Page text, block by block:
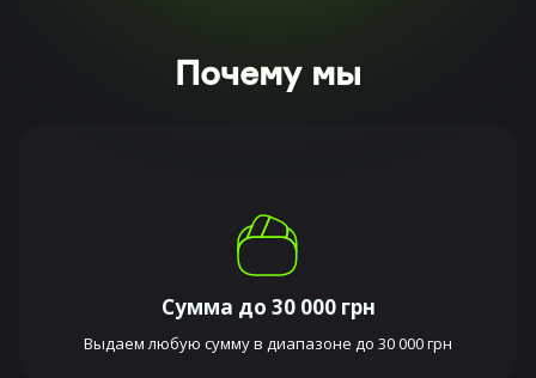
Почему мы
Сумма до 30 000 грн
Выдаем любую сумму в диапазоне до 30 000 грн